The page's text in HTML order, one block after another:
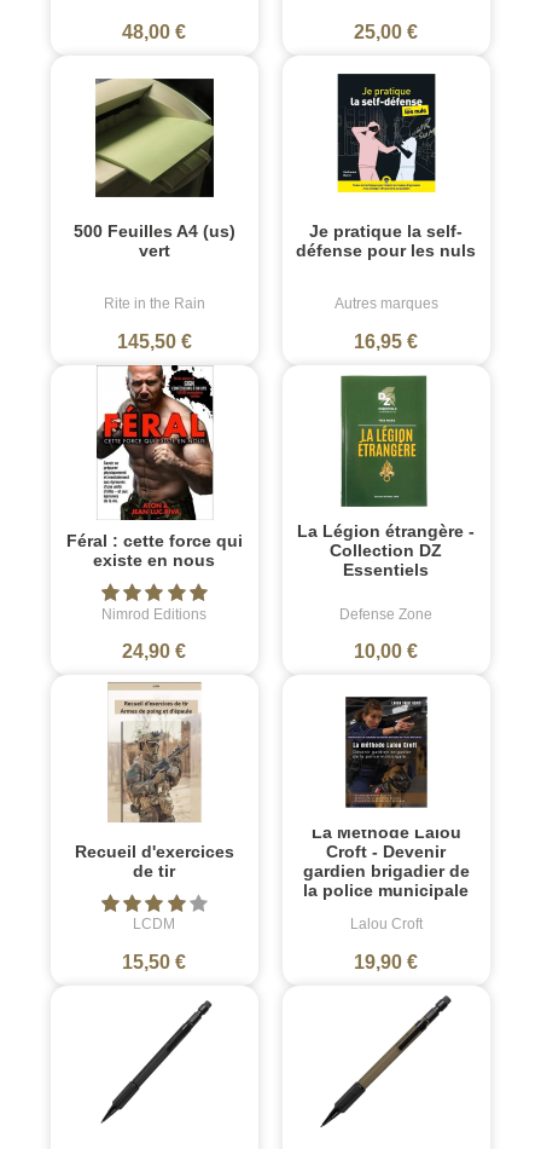
48,00 € 25,00 €
500 Feuilles A4 (us)
vert
Rite in the Rain
145,50 €
Je pratique la self-
défense pour les nuls
Autres marques
16,95 €
Féral : cette force qui
existe en nous
Nimrod Editions
24,90 €
La Légion étrangère -
Collection DZ
Essentiels
Defense Zone
10,00 €
Recueil d'exercices
de tir
LCDM
15,50 €
La Méthode Lalou
Croft - Devenir
gardien brigadier de
la police municipale
Lalou Croft
19,90 €